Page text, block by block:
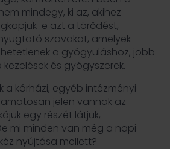
mindegy, ki az, akihez
e azt a törődést,
szavakat, amelyek
a gyógyuláshoz, jobb
és gyógyszerek.
a kórházi, egyéb intézményi
jelen vannak az
egy részét látjuk,
mi minden van még a napi
nyújtása mellett?